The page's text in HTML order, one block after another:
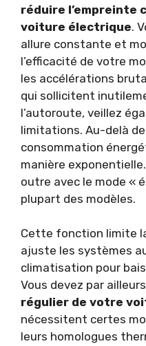
réduire l’empreinte
voiture électrique.
allure constante et
l’efficacité de votre
les accélérations
qui sollicitent
l’autoroute, veillez
limitations. Au-delà de
consommation
manière
outre avec le mode «
plupart des modèles.
Cette fonction limite
ajuste les systèmes
climatisation pour
Vous devez par
régulier de votre
nécessitent certes
leurs homologues